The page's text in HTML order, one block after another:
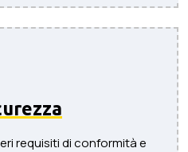
requisiti di conformità e